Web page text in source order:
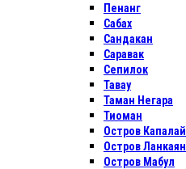
Пенанг
Сабах
Сандакан
Саравак
Сепилок
Тавау
Таман Негара
Тиоман
Остров Капалай
Остров Ланкаян
Остров Мабул